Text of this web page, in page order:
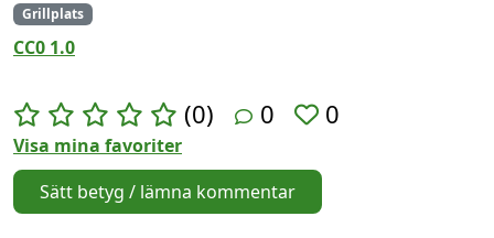
Grillplats
CC0 1.0
(0) 0 0
Visa mina favoriter
Sätt betyg / lämna kommentar